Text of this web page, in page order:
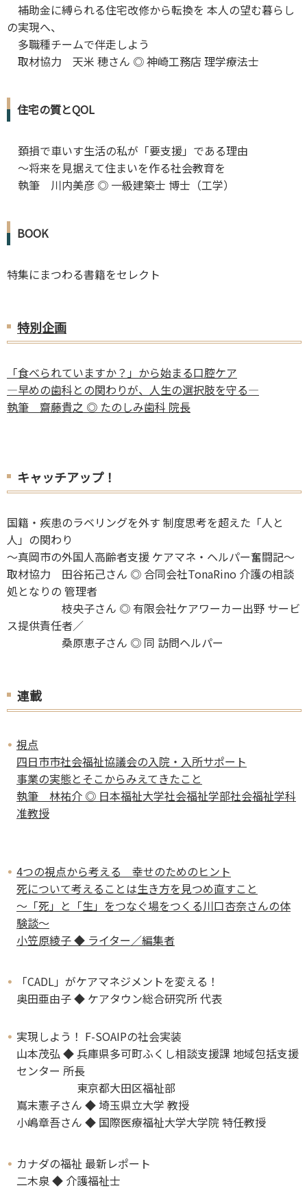
補助金に縛られる住宅改修から転換を 本人の望む暮らし
の実現へ、
多職種チームで伴走しよう
取材協力 天米 穂さん ◎ 神崎工務店 理学療法士
住宅の質とQOL
頚損で車いす生活の私が「要支援」である理由
～将来を見据えて住まいを作る社会教育を
執筆 川内美彦 ◎ 一級建築士 博士（工学）
BOOK
特集にまつわる書籍をセレクト
特別企画
「食べられていますか？」から始まる口腔ケア
―早めの歯科との関わりが、人生の選択肢を守る―
執筆 齋藤貴之 ◎ たのしみ歯科 院長
キャッチアップ！
国籍・疾患のラベリングを外す 制度思考を超えた「人と
人」の関わり
～真岡市の外国人高齢者支援 ケアマネ・ヘルパー奮闘記～
取材協力 田谷拓己さん ◎ 合同会社TonaRino 介護の相談
処となりの 管理者
枝央子さん ◎ 有限会社ケアワーカー出野 サービ
ス提供責任者／
桑原恵子さん ◎ 同 訪問ヘルパー
連載
視点
四日市市社会福祉協議会の入院・入所サポート
事業の実態とそこからみえてきたこと
執筆 林祐介 ◎ 日本福祉大学社会福祉学部社会福祉学科
准教授
4つの視点から考える 幸せのためのヒント
死について考えることは生き方を見つめ直すこと
〜「死」と「生」をつなぐ場をつくる川口杏奈さんの体
験談〜
小笠原綾子 ◆ ライター／編集者
「CADL」がケアマネジメントを変える！
奥田亜由子 ◆ ケアタウン総合研究所 代表
実現しよう！ F-SOAIPの社会実装
山本茂弘 ◆ 兵庫県多可町ふくし相談支援課 地域包括支援
センター 所長
東京都大田区福祉部
嶌末憲子さん ◆ 埼玉県立大学 教授
小嶋章吾さん ◆ 国際医療福祉大学大学院 特任教授
カナダの福祉 最新レポート
二木泉 ◆ 介護福祉士